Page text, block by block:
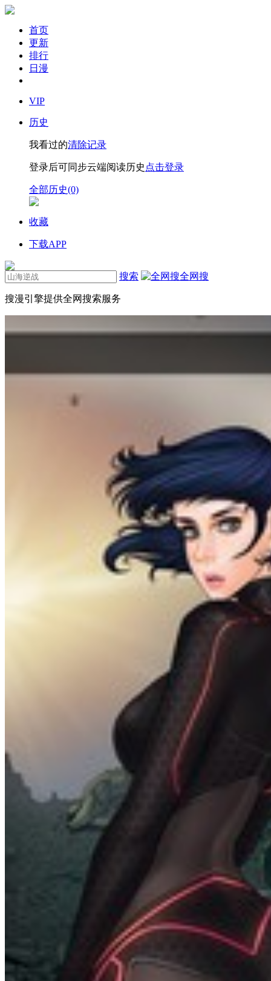
首页
更新
排行
日漫
VIP
历史
我看过的清除记录
登录后可同步云端阅读历史 点击登录
全部历史(0)
收藏
下载APP
搜索 全网搜
搜漫引擎提供全网搜索服务